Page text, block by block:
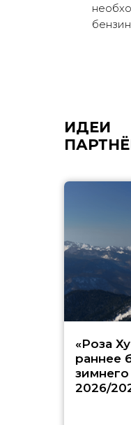
ИДЕИ
«Роза
раннее
зимнего
2026/